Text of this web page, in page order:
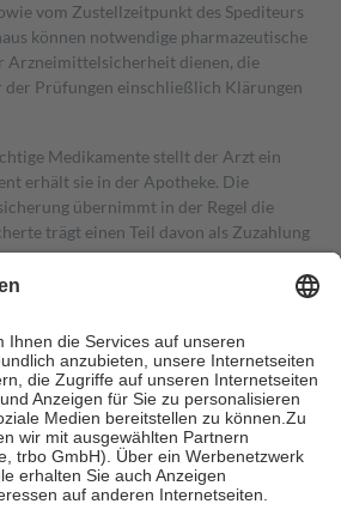
vom Zustellzeitpunkt des Spediteurs
können notwendige pharmazeutische
Arzneimittelsicherheit dienen, die
Prüfungen einschließlich Klärungen
Medikamente stellt der Arzt ein
erhält sie in der Apotheke. Die
übernimmt in der Regel die
trägt einen Teil davon als Zuzahlung
Zuzahlungen in Höhe von zehn
sind jedoch nie mehr als die tatsächlichen
auch für Online-Apotheken.
Krankenpflege beträgt die
Kosten sowie zehn Euro je
Versicherten für ihre eigene Gesundheit zu
Stellung der Familie zu unterstützen,